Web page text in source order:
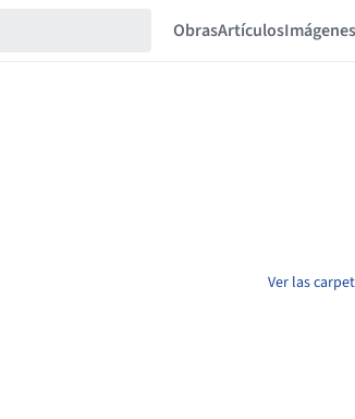
ObrasArtículosImágenes
Ver las